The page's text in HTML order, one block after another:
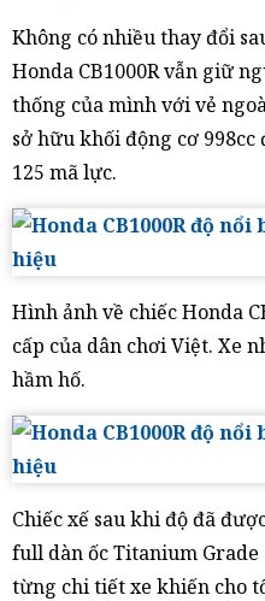
Không có nhiều thay đổi
Honda CB1000R vẫn giữ
thống của mình với vẻ
sở hữu khối động cơ 998cc
125 mã lực.
Hình ảnh về chiếc Honda
cấp của dân chơi Việt. Xe
hầm hố.
Chiếc xế sau khi độ đã
full dàn ốc Titanium Grade
từng chi tiết xe khiến cho